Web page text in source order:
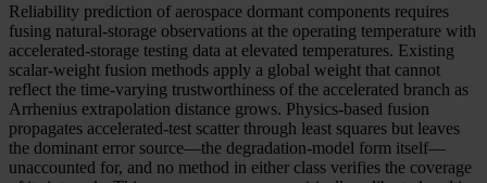
Reliability prediction of aerospace dormant components requires
fusing natural-storage observations at the operating temperature with
accelerated-storage testing data at elevated temperatures. Existing
scalar-weight fusion methods apply a global weight that cannot
reflect the time-varying trustworthiness of the accelerated branch as
Arrhenius extrapolation distance grows. Physics-based fusion
propagates accelerated-test scatter through least squares but leaves
the dominant error source—the degradation-model form itself—
unaccounted for, and no method in either class verifies the coverage